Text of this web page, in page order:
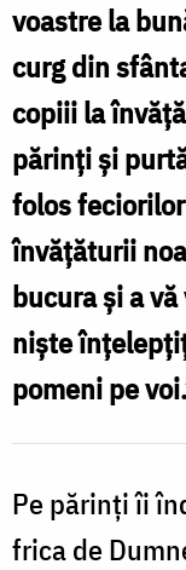
îndemn
pentru
părinți
să-
dea
copiii
la
școală
/
Foto:
Nechifor
voastre la
curg din
copiii la
părinţi şi
folos
învăţăturii
bucura şi a
nişte
pomeni pe
Pe părinţi îi
frica de